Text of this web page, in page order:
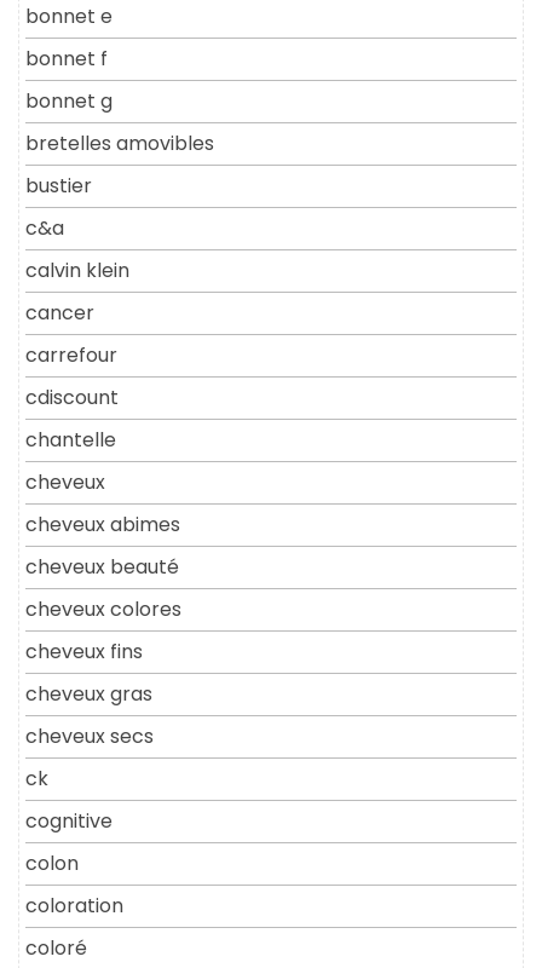
bonnet e
bonnet f
bonnet g
bretelles amovibles
bustier
c&a
calvin klein
cancer
carrefour
cdiscount
chantelle
cheveux
cheveux abimes
cheveux beauté
cheveux colores
cheveux fins
cheveux gras
cheveux secs
ck
cognitive
colon
coloration
coloré